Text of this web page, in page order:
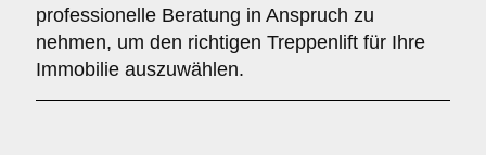
professionelle Beratung in Anspruch zu
nehmen, um den richtigen Treppenlift für Ihre
Immobilie auszuwählen.